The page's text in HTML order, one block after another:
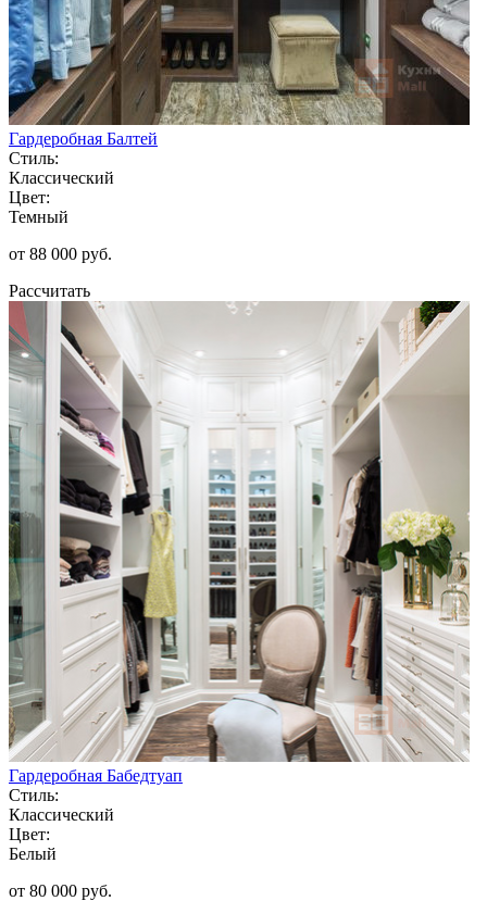
Гардеробная Балтей
Стиль:
Классический
Цвет:
Темный
от 88 000 руб.
Рассчитать
Гардеробная Бабедтуап
Стиль:
Классический
Цвет:
Белый
от 80 000 руб.